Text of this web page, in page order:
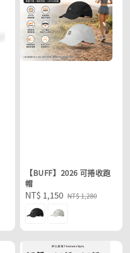
【BUFF】2026 可捲收跑
帽
Sale
price
NT$ 1,150 Regular
NT$ 1,280